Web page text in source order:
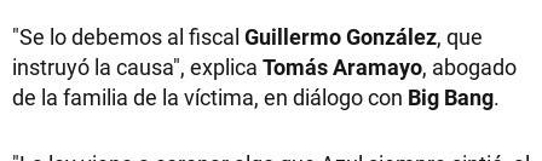
"Se lo debemos al fiscal Guillermo González, que
instruyó la causa", explica Tomás Aramayo, abogado
de la familia de la víctima, en diálogo con Big Bang.